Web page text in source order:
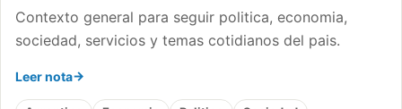
Contexto general para seguir politica, economia,
sociedad, servicios y temas cotidianos del pais.
Leer nota